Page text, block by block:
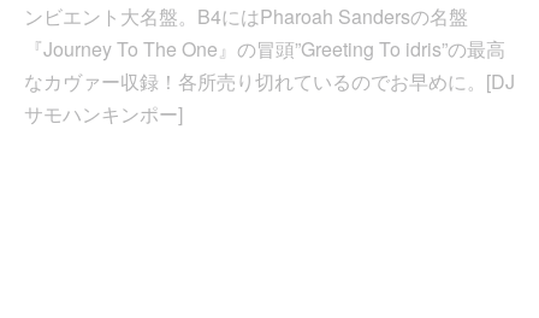
ンビエント大名盤。B4にはPharoah Sandersの名盤
『Journey To The One』の冒頭”Greeting To idris”の最高
なカヴァー収録！各所売り切れているのでお早めに。[DJ
サモハンキンポー]